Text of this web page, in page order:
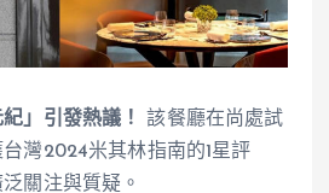
」引發熱議！
該餐廳在尚處試
灣2024米其林指南的1星評
關注與質疑。